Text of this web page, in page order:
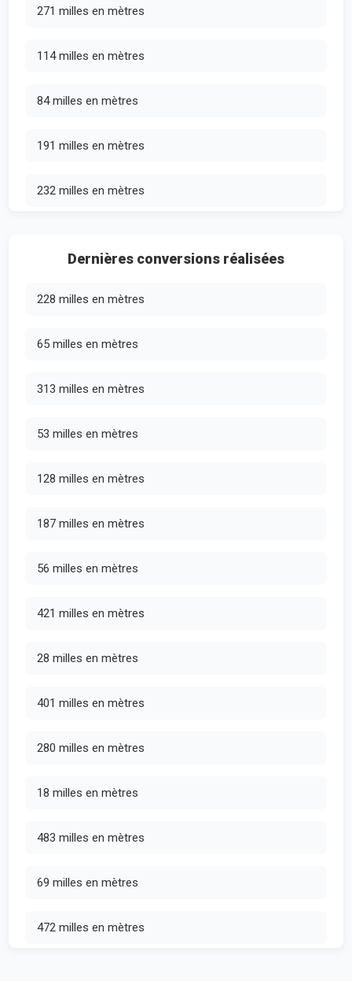
271 milles en mètres
114 milles en mètres
84 milles en mètres
191 milles en mètres
232 milles en mètres
Dernières conversions réalisées
228 milles en mètres
65 milles en mètres
313 milles en mètres
53 milles en mètres
128 milles en mètres
187 milles en mètres
56 milles en mètres
421 milles en mètres
28 milles en mètres
401 milles en mètres
280 milles en mètres
18 milles en mètres
483 milles en mètres
69 milles en mètres
472 milles en mètres